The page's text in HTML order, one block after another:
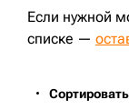
Если нужной
списке —